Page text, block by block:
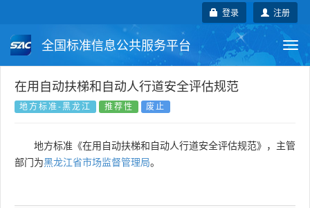
注册
登录
全国标准信息公共服务平台
国家标准 行业标准 地方标准
国外标准 技术委员会
在用自动扶梯和自动人行道安全评估规范
地方标准-黑龙江 推荐性 废止
地方标准《在用自动扶梯和自动人行道安全评估规范》，主管
部门为黑龙江省市场监督管理局。